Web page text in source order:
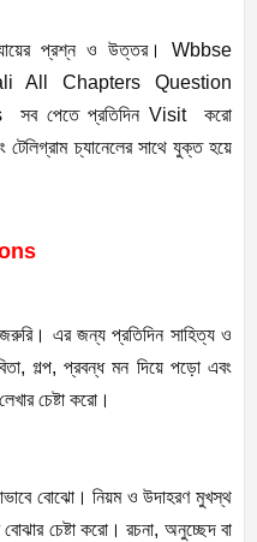
প্রশ্ন ও উত্তর। Wbbse
All Chapters Question
পেতে প্রতিদিন Visit করো
চ্যানেলের সাথে যুক্ত হয়ে
এর জন্য প্রতিদিন সাহিত্য ও
গল্প, প্রবন্ধ মন দিয়ে পড়ো এবং
চেষ্টা করো।
বোঝো। নিয়ম ও উদাহরণ মুখস্থ
চেষ্টা করো। রচনা, অনুচ্ছেদ বা